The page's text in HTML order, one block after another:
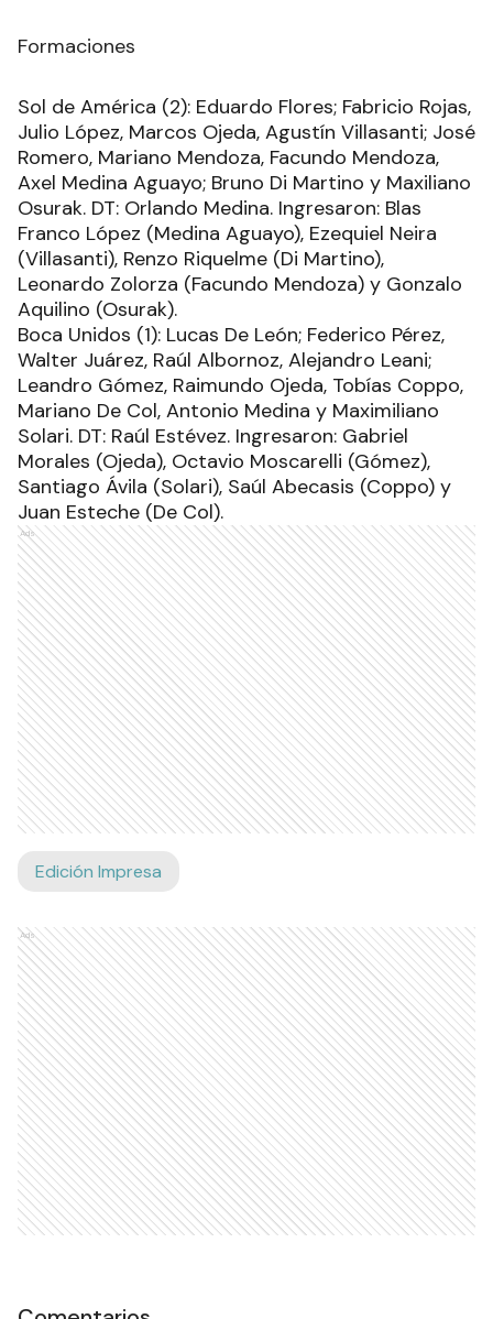
Formaciones
Sol de América (2): Eduardo Flores; Fabricio Rojas,
Julio López, Marcos Ojeda, Agustín Villasanti; José
Romero, Mariano Mendoza, Facundo Mendoza,
Axel Medina Aguayo; Bruno Di Martino y Maxiliano
Osurak. DT: Orlando Medina. Ingresaron: Blas
Franco López (Medina Aguayo), Ezequiel Neira
(Villasanti), Renzo Riquelme (Di Martino),
Leonardo Zolorza (Facundo Mendoza) y Gonzalo
Aquilino (Osurak).
Boca Unidos (1): Lucas De León; Federico Pérez,
Walter Juárez, Raúl Albornoz, Alejandro Leani;
Leandro Gómez, Raimundo Ojeda, Tobías Coppo,
Mariano De Col, Antonio Medina y Maximiliano
Solari. DT: Raúl Estévez. Ingresaron: Gabriel
Morales (Ojeda), Octavio Moscarelli (Gómez),
Santiago Ávila (Solari), Saúl Abecasis (Coppo) y
Juan Esteche (De Col).
Ads
Edición Impresa
Ads